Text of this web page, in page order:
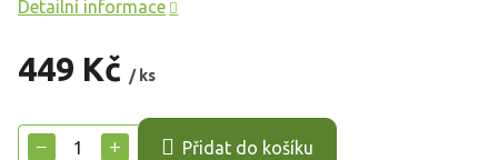
449 Kč / ks
cena:
+
− Přidat do košíku
Detailní informace